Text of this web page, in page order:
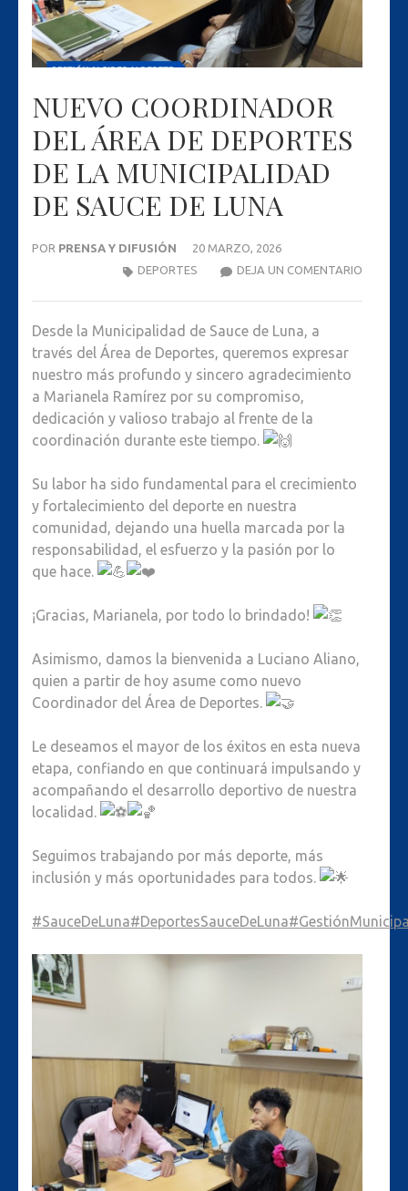
NUEVO COORDINADOR
DEL ÁREA DE DEPORTES
DE LA MUNICIPALIDAD
DE SAUCE DE LUNA
POR PRENSA Y DIFUSIÓN
20 MARZO, 2026
DEJA UN COMENTARIO
DEPORTES
Desde la Municipalidad de Sauce de Luna, a
través del Área de Deportes, queremos expresar
nuestro más profundo y sincero agradecimiento
a Marianela Ramírez por su compromiso,
dedicación y valioso trabajo al frente de la
coordinación durante este tiempo.
Su labor ha sido fundamental para el crecimiento
y fortalecimiento del deporte en nuestra
comunidad, dejando una huella marcada por la
responsabilidad, el esfuerzo y la pasión por lo
que hace.
¡Gracias, Marianela, por todo lo brindado!
Asimismo, damos la bienvenida a Luciano Aliano,
quien a partir de hoy asume como nuevo
Coordinador del Área de Deportes.
Le deseamos el mayor de los éxitos en esta nueva
etapa, confiando en que continuará impulsando y
acompañando el desarrollo deportivo de nuestra
localidad.
Seguimos trabajando por más deporte, más
inclusión y más oportunidades para todos.
#SauceDeLuna#DeportesSauceDeLuna